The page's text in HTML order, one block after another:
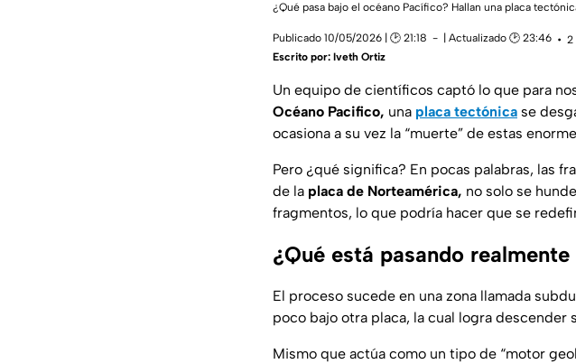
¿Qué pasa bajo el océano Pacífico? Hallan una placa
Publicado 10/05/2026 | 🕑 21:18 | Actualizado 🕑 23:46
2
Escrito por: Iveth Ortiz
Un equipo de científicos captó lo que para
Océano Pacifico, una placa tectónica se
ocasiona a su vez la “muerte” de estas
Pero ¿qué significa? En pocas palabras, las
de la placa de Norteamérica, no solo se
fragmentos, lo que podría hacer que se
¿Qué está pasando
El proceso sucede en una zona llamada
poco bajo otra placa, la cual logra descender
Mismo que actúa como un tipo de “motor